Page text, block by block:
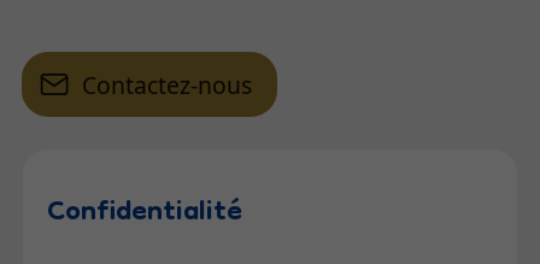
Contactez-nous
Confidentialité